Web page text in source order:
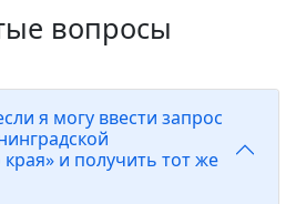
вопросы
я могу ввести запрос
и получить тот же